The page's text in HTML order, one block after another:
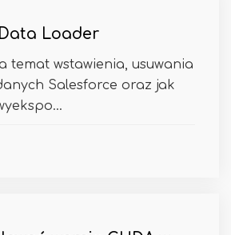
Loader
temat wstawienia, usuwania
Salesforce oraz jak